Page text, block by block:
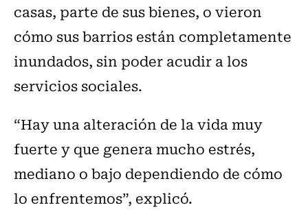
casas, parte de sus bienes, o vieron
cómo sus barrios están completamente
inundados, sin poder acudir a los
servicios sociales.
“Hay una alteración de la vida muy
fuerte y que genera mucho estrés,
mediano o bajo dependiendo de cómo
lo enfrentemos”, explicó.